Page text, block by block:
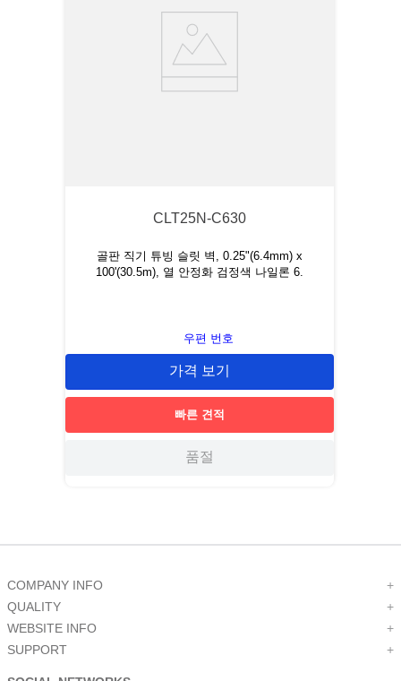
CLT25N-C630
골판 직기 튜빙 슬릿 벽, 0.25"(6.4mm) x
100'(30.5m), 열 안정화 검정색 나일론 6.
우편 번호
가격 보기
빠른 견적
품절
COMPANY INFO
+
QUALITY
+
WEBSITE INFO
+
SUPPORT
+